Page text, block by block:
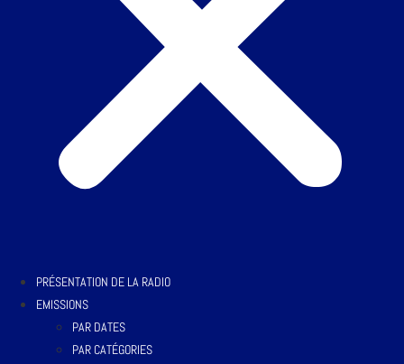
PRÉSENTATION DE LA RADIO
EMISSIONS
PAR DATES
PAR CATÉGORIES